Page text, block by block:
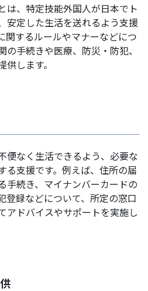
は、特定技能外国人が日本でト
安定した生活を送れるよう支援
関するルールやマナーなどにつ
手続きや医療、防災・防犯、
します。
便なく生活できるよう、必要な
る支援です。例えば、住所の届
手続き、マイナンバーカードの
登録などについて、所定の窓口
アドバイスやサポートを実施し